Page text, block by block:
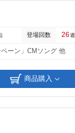
登場回数 26週
ーン」CMソング 他
商品購入